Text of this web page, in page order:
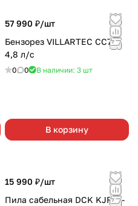
57 990 ₽/шт
Бензорез VILLARTEC CC747
4,8 л/с
0 0 В наличии: 3 шт
В корзину
15 990 ₽/шт
Пила сабельная DCK KJF02-